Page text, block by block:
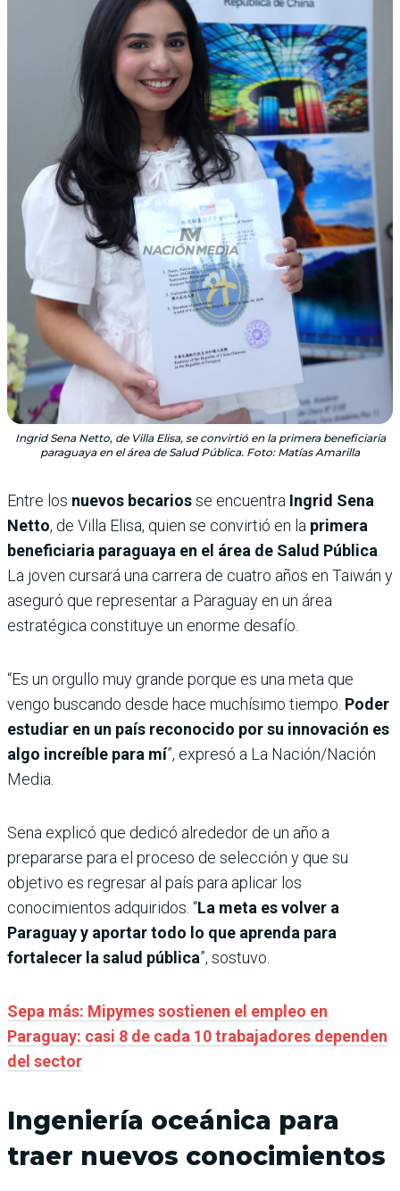
Ingrid Sena Netto, de Villa Elisa, se convirtió en la primera beneficiaria
paraguaya en el área de Salud Pública. Foto: Matías Amarilla
Entre los nuevos becariosse encuentra Ingrid Sena
Netto, de Villa Elisa, quien se convirtió en la primera
beneficiaria paraguaya en el área de Salud Pública
La joven cursará una carrera de cuatro años en Taiwán y
aseguró que representar a Paraguay en un área
estratégica constituye un enorme desafío.
“Es un orgullo muy grande porque es una meta que
vengo buscando desde hace muchísimo tiempo. Poder
estudiar en un país reconocido por su innovación es
algo increíble para mí”, expresó a La Nación/Nación
Media.
Sena explicó que dedicó alrededor de un año a
prepararse para el proceso de selección y que su
objetivo es regresar al país para aplicar los
conocimientos adquiridos. “La meta es volver a
Paraguay y aportar todo lo que aprenda para
fortalecer la salud pública”, sostuvo.
Sepa más: Mipymes sostienen el empleo en
Paraguay: casi 8 de cada 10 trabajadores dependen
del sector
Ingeniería oceánica para
traer nuevos conocimientos